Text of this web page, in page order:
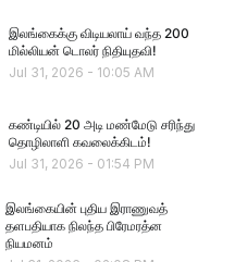
இலங்கைக்கு விடியலாய் வந்த 200
மில்லியன் டொலர் நிதியுதவி!
Jul 31, 2026 - 10:05 AM
கண்டியில் 20 அடி மண்மேடு சரிந்து
தொழிலாளி கவலைக்கிடம்!
Jul 31, 2026 - 01:54 PM
இலங்கையின் புதிய இராணுவத்
தளபதியாக நிலந்த பிரேமரத்ன
நியமனம்